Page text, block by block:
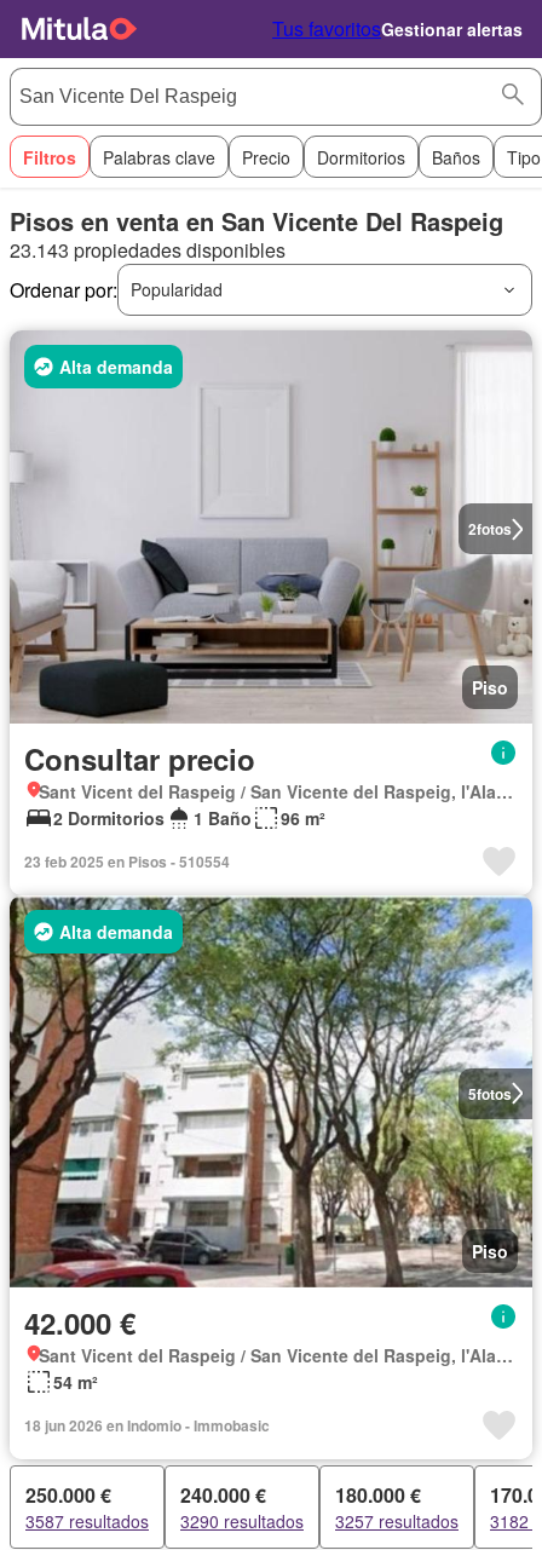
Tus favoritosGestionar alertas
Filtros Palabras clave Precio Dormitorios Baños
Pisos en venta en San Vicente Del Raspeig
23.143 propiedades disponibles
Ordenar por:
Popularidad
2fotos
Alta demanda
Piso
Consultar precio
Sant Vicent del Raspeig / San Vicente del Raspeig, l'Alacantí
2 Dormitorios
1 Baño 96 m²
23 feb 2025 en Pisos - 510554
5fotos
Alta demanda
Piso
42.000 €
Sant Vicent del Raspeig / San Vicente del Raspeig, l'Alacantí
54 m²
18 jun 2026 en Indomio - Immobasic
250.000 €
3587 resultados
240.000 €
3290 resultados
180.000 €
3257 resultados 3182